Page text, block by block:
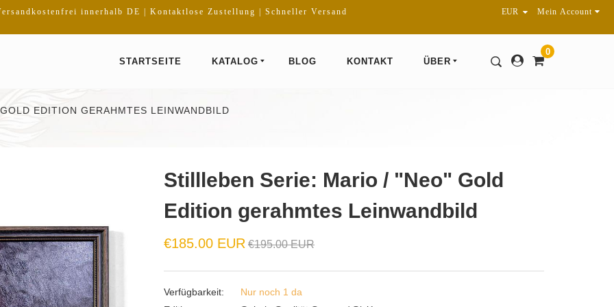
innerhalb DE | Kontaktlose Zustellung | Schneller Versand Mein Account
0
STARTSEITE
KATALOG BLOG KONTAKT ÜBER
EDITION GERAHMTES LEINWANDBILD
Stillleben Serie: Mario / "Neo" Gold
Edition gerahmtes Leinwandbild
€185.00 EUR Normaler
€195.00 EUR
Verfügbarkeit:
Nur noch 1 da